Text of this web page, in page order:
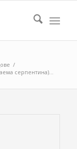
/
серпентина)...